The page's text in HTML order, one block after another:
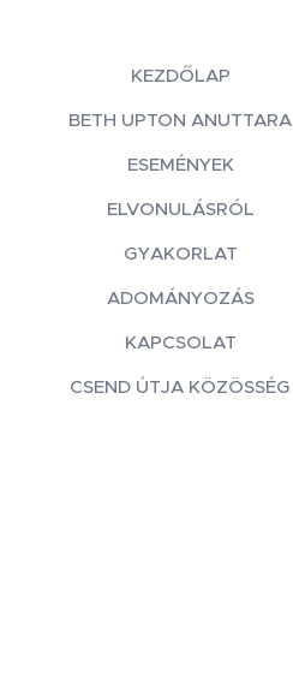
KEZDŐLAP
BETH UPTON ANUTTARA
ESEMÉNYEK
ELVONULÁSRÓL
GYAKORLAT
ADOMÁNYOZÁS
KAPCSOLAT
CSEND ÚTJA KÖZÖSSÉG